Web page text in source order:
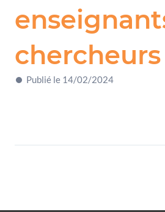
chercheurs
Publié le 14/02/2024